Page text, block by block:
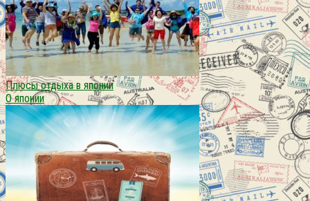
Плюсы отдыха в японии
О японии